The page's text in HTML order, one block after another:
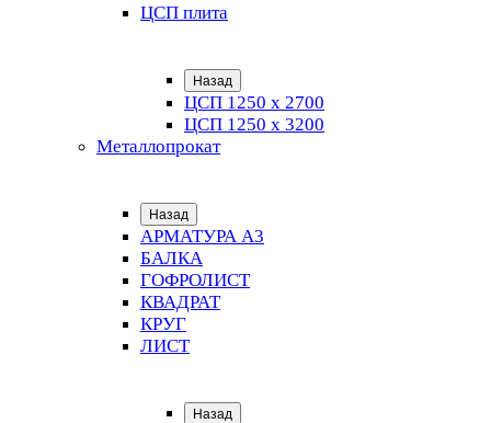
ЦСП плита
Назад
ЦСП 1250 х 2700
ЦСП 1250 х 3200
Металлопрокат
Назад
АРМАТУРА А3
БАЛКА
ГОФРОЛИСТ
КВАДРАТ
КРУГ
ЛИСТ
Назад